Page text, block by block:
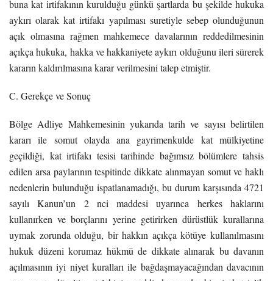
buna kat irtifakının kurulduğu günkü şartlarda bu şekilde hukuka
aykırı olarak kat irtifakı yapılması suretiyle sebep olunduğunun
açık olmasına rağmen mahkemece davalarının reddedilmesinin
açıkça hukuka, hakka ve hakkaniyete aykırı olduğunu ileri sürerek
kararın kaldırılmasına karar verilmesini talep etmiştir.
C. Gerekçe ve Sonuç
Bölge Adliye Mahkemesinin yukarıda tarih ve sayısı belirtilen
kararı ile somut olayda ana gayrimenkulde kat mülkiyetine
geçildiği, kat irtifakı tesisi tarihinde bağımsız bölümlere tahsis
edilen arsa paylarının tespitinde dikkate alınmayan somut ve haklı
nedenlerin bulunduğu ispatlanamadığı, bu durum karşısında 4721
sayılı Kanun’un 2 nci maddesi uyarınca herkes haklarını
kullanırken ve borçlarını yerine getirirken dürüstlük kurallarına
uymak zorunda olduğu, bir hakkın açıkça kötüye kullanılmasını
hukuk düzeni korumaz hükmü de dikkate alınarak bu davanın
açılmasının iyi niyet kuralları ile bağdaşmayacağından davacının